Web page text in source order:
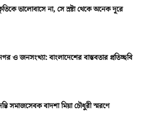
ভালোবাসে না, সে স্রষ্টা থেকে অনেক দূরে
নগর ও জনসংখ্যা: বাংলাদেশের বাস্তবতার প্রতিচ্ছবি
সমাজসেবক বাদশা মিয়া চৌধুরী স্মরণে